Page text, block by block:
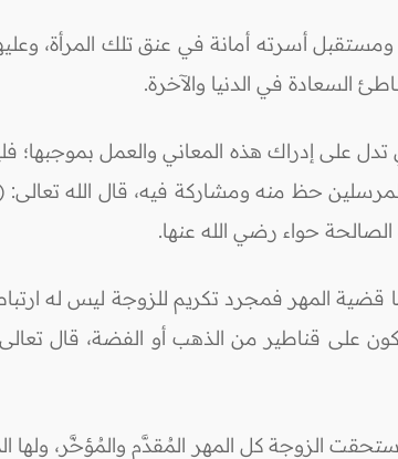
أسرته أمانة في عنق تلك المرأة،
السعادة في الدنيا والآخرة.
تدل على إدراك هذه المعاني والعمل
حظ منه ومشاركة فيه، قال الله
قضية المهر فمجرد تكريم للزوجة ليس له
الزوجة كل المهر المُقدَّم والمُؤخَّر، ولها